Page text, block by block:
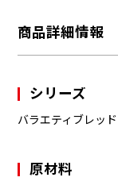
商品詳細情報
シリーズ
バラエティブレッド
原材料